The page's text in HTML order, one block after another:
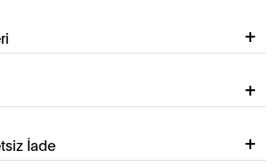
İade